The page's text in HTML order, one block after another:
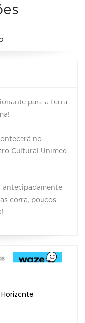
para a terra
no
Cultural Unimed
antecipadamente
corra, poucos